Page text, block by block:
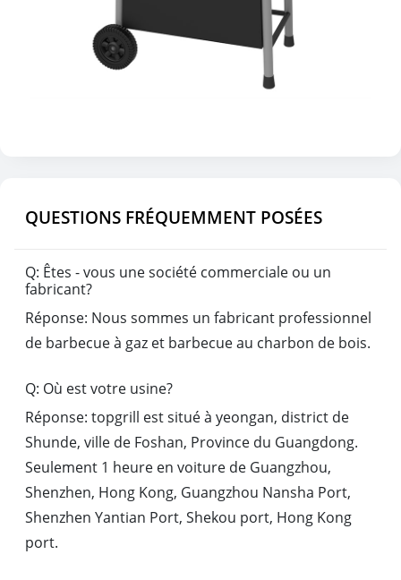
QUESTIONS FRÉQUEMMENT POSÉES
Q: Êtes - vous une société commerciale ou un
fabricant?
Réponse: Nous sommes un fabricant professionnel
de barbecue à gaz et barbecue au charbon de bois.
Q: Où est votre usine?
Réponse: topgrill est situé à yeongan, district de
Shunde, ville de Foshan, Province du Guangdong.
Seulement 1 heure en voiture de Guangzhou,
Shenzhen, Hong Kong, Guangzhou Nansha Port,
Shenzhen Yantian Port, Shekou port, Hong Kong
port.